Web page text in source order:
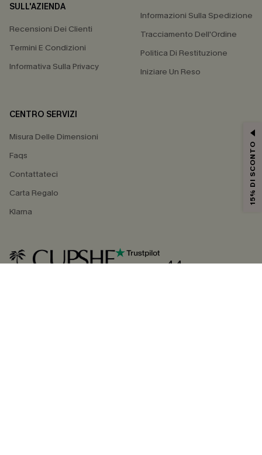
SULL'AZIENDA
Recensioni Dei Clienti
Termini E Condizioni
Informativa Sulla Privacy
Informazioni Sulla Spedizione
Tracciamento Dell'Ordine
Politica Di Restituzione
Iniziare Un Reso
CENTRO SERVIZI
Misura Delle Dimensioni
Faqs
Contattateci
Carta Regalo
Klarna
4.4
15% DI SCONTO